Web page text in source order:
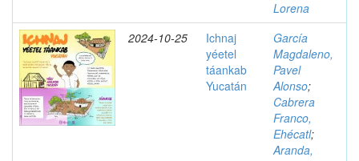
Lorena
2024-10-25
Ichnaj
yéetel
táankab
Yucatán
García
Magdaleno,
Pavel
Alonso;
Cabrera
Franco,
Ehécatl;
Aranda,